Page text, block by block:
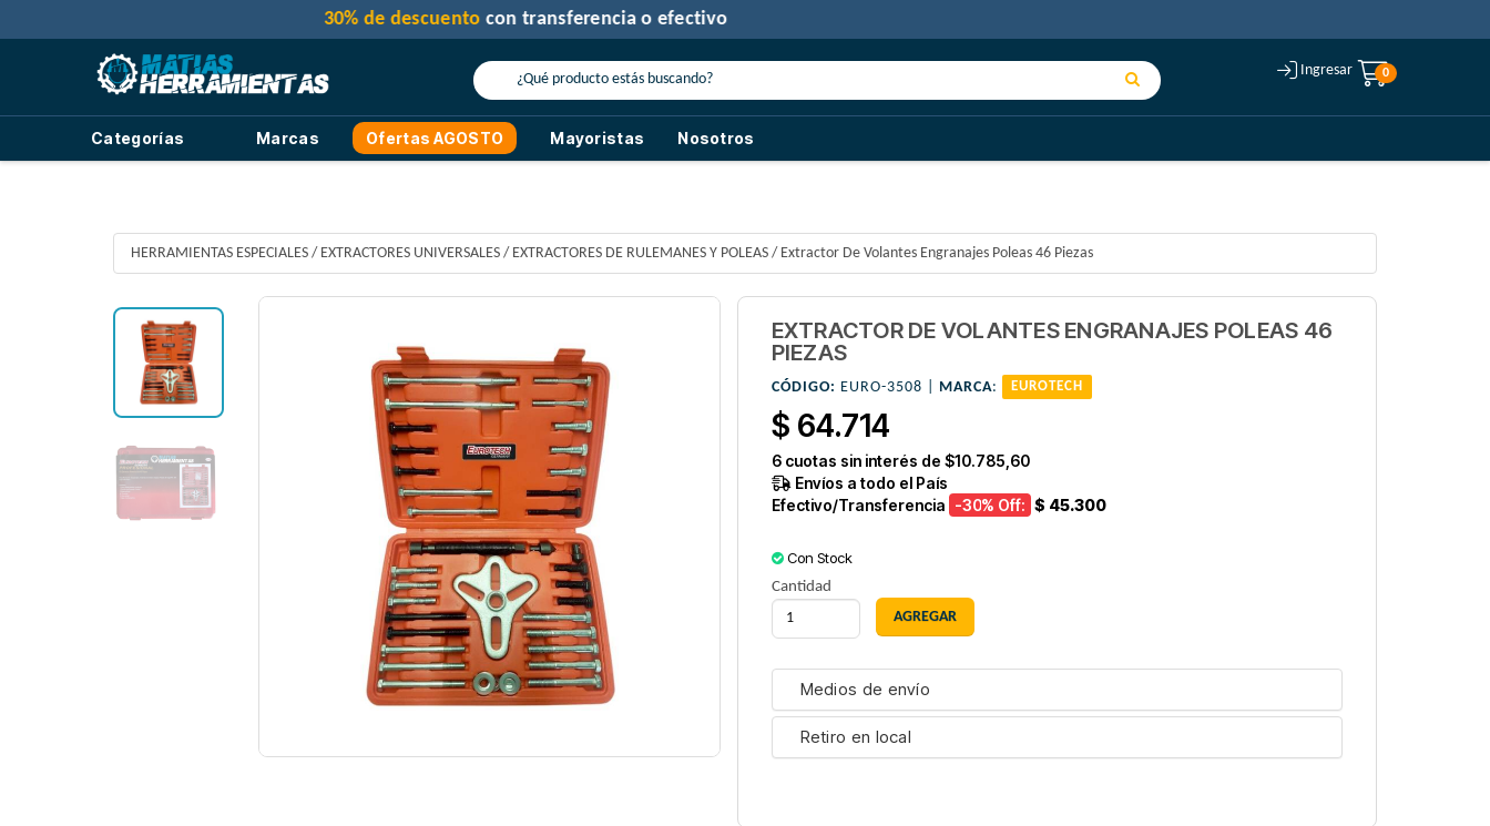
Ingresar 0
Categorías Marcas Ofertas AGOSTO Mayoristas Nosotros
30% de descuentocon transferencia o efectivo
HERRAMIENTAS ESPECIALES / EXTRACTORES UNIVERSALES / EXTRACTORES DE RULEMANES Y POLEAS / Extractor De Volantes Engranajes Poleas 46 Piezas
EXTRACTOR DE VOLANTES ENGRANAJES POLEAS 46
PIEZAS
CÓDIGO: EURO-3508 | MARCA: EUROTECH
$ 64.714
6cuotas sin interés de $10.785,60
Envíos a todo el País
Efectivo/Transferencia -30% Off: $ 45.300
Con Stock
Cantidad
Medios de envío
Retiro en local